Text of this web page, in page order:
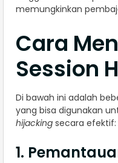
memungkinkan
Cara
Session
Di bawah ini adalah
yang bisa digunakan
hijacking secara efektif:
1.